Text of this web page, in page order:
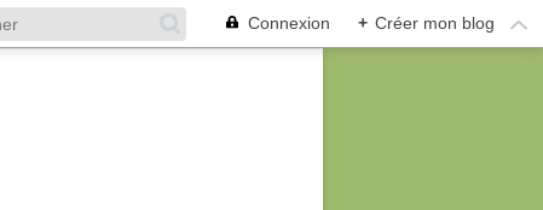
Connexion + Créer mon blog